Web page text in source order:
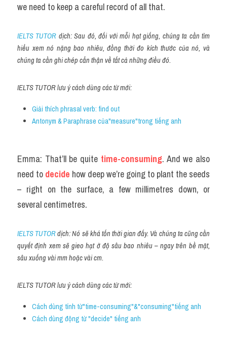
we need to keep a careful record of all that.
IELTS TUTOR dịch: Sau đó, đối với mỗi hạt giống, chúng ta cần tìm
hiểu xem nó nặng bao nhiêu, đồng thời đo kích thước của nó, và
chúng ta cần ghi chép cẩn thận về tất cả những điều đó.
IELTS TUTOR lưu ý cách dùng các từ mới:
Giải thích phrasal verb: find out
Antonym & Paraphrase của"measure"trong tiếng anh
Emma: That’ll be quite time-consuming. And we also
need to decide how deep we’re going to plant the seeds
– right on the surface, a few millimetres down, or
several centimetres.
IELTS TUTOR dịch: Nó sẽ khá tốn thời gian đấy. Và chúng ta cũng cần
quyết định xem sẽ gieo hạt ở độ sâu bao nhiêu – ngay trên bề mặt,
sâu xuống vài mm hoặc vài cm.
IELTS TUTOR lưu ý cách dùng các từ mới:
Cách dùng tính từ"time-consuming"&"consuming"tiếng anh
Cách dùng động từ "decide" tiếng anh